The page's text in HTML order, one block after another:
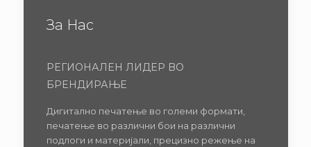
За Нас
РЕГИОНАЛЕН ЛИДЕР ВО
БРЕНДИРАЊЕ
Дигитално печатење во големи формати,
печатење во различни бои на различни
подлоги и материјали, прецизно режење на